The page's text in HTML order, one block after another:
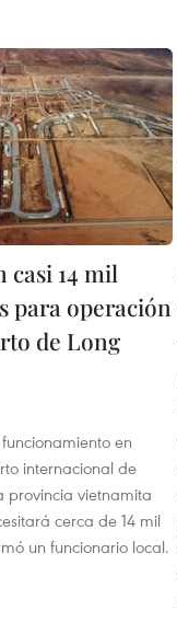
casi 14 mil
para operación
de Long
en
internacional de
provincia vietnamita
cerca de 14 mil
un funcionario local.